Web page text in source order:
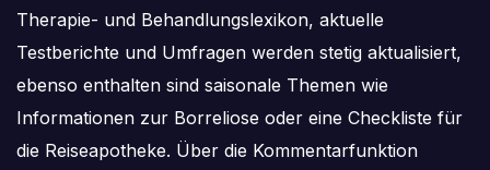
Therapie- und Behandlungslexikon, aktuelle
Testberichte und Umfragen werden stetig aktualisiert,
ebenso enthalten sind saisonale Themen wie
Informationen zur Borreliose oder eine Checkliste für
die Reiseapotheke. Über die Kommentarfunktion